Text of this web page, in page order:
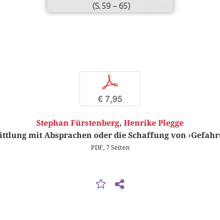
(S. 59 – 65)
p
€ 7,95
Stephan Fürstenberg, Henrike Plegge
mit Absprachen oder die Schaffung von
PDF, 7 Seiten